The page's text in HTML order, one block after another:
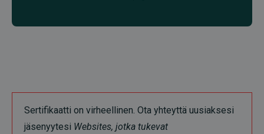
Sertifikaatti on virheellinen. Ota yhteyttä uusiaksesi
jäsenyytesi Websites, jotka tukevat